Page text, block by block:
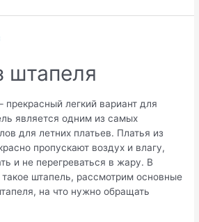
штапеля
легкий вариант для
является одним из самых
для летних платьев. Платья из
пропускают воздух и влагу,
и не перегреваться в жару. В
такое штапель, рассмотрим основные
на что нужно обращать